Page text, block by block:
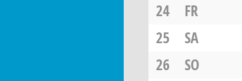
24
FR
25
SA
26
SO